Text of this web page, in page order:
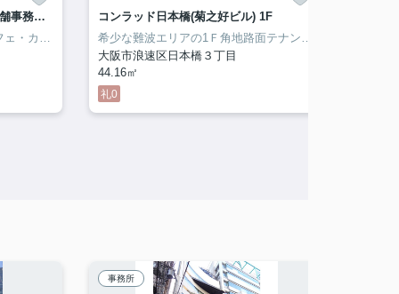
大阪市浪速区日本橋５丁目の店舗事務所 7F
ショップOK☆
コンラッド日本橋(菊之好ビル) 1F
大阪市浪速区日本橋３丁目
44.16㎡
礼0
事務所